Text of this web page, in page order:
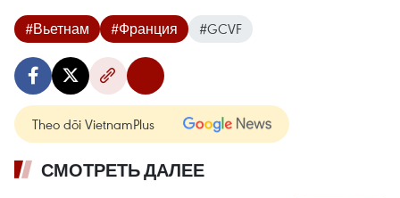
#Вьетнам #Франция #GCVF
Theo dõi VietnamPlus
СМОТРЕТЬ ДАЛЕЕ